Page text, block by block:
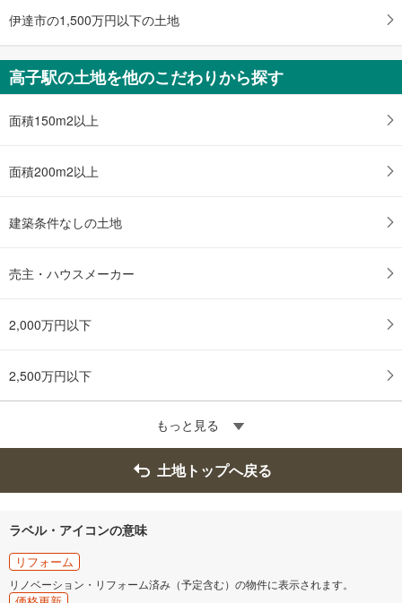
・
件
を
イ
ー
保
す
る
伊達市の1,500万円以下の土地
高子駅の土地を他のこだわりから探す
面積150m2以上
面積200m2以上
建築条件なしの土地
売主・ハウスメーカー
2,000万円以下
2,500万円以下
もっと見る
土地トップへ戻る
ラベル・アイコンの意味
リフォーム
リノベーション・リフォーム済み（予定含む）の物件に表示されます。